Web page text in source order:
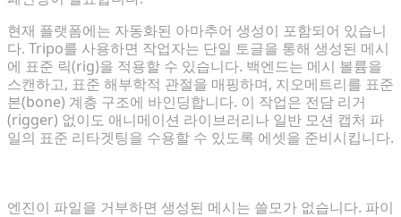
현재 플랫폼에는 자동화된 아마추어 생성이 포함되어 있습니
다. Tripo를 사용하면 작업자는 단일 토글을 통해 생성된 메시
에 표준 릭(rig)을 적용할 수 있습니다. 백엔드는 메시 볼륨을
스캔하고, 표준 해부학적 관절을 매핑하며, 지오메트리를 표준
본(bone) 계층 구조에 바인딩합니다. 이 작업은 전담 리거
(rigger) 없이도 애니메이션 라이브러리나 일반 모션 캡처 파
일의 표준 리타겟팅을 수용할 수 있도록 에셋을 준비시킵니다.
엔진이 파일을 거부하면 생성된 메시는 쓸모가 없습니다. 파이